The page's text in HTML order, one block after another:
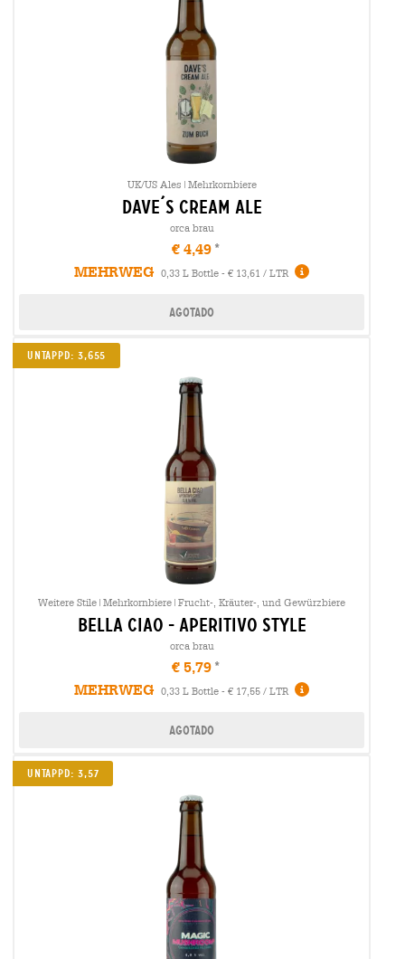
UK/US Ales|Mehrkornbiere
dave´s cream ale
orca brau
€ 4,49
MEHRWEG
0,33 L Bottle - € 13,61 / LTR
Agotado
Untappd: 3,655
Weitere Stile|Mehrkornbiere|Frucht-, Kräuter-, und Gewürzbiere
bella ciao - aperitivo style
orca brau
€ 5,79
MEHRWEG
0,33 L Bottle - € 17,55 / LTR
Agotado
Untappd: 3,57